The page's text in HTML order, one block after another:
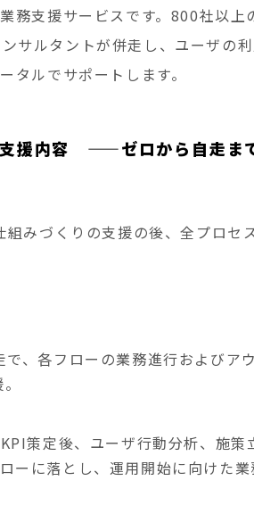
務支援サービスです。800社以上
サルタントが併走し、ユーザの
タルでサポートします。
援内容 ——ゼロから自走ま
みづくりの支援の後、全プロセ
、各フローの業務進行およびア
策定後、ユーザ行動分析、施策
ーに落とし、運用開始に向けた